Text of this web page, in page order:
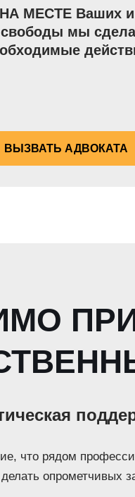
МЕСТЕ Ваших
мы
ВЫЗВАТЬ АДВОКАТА
что рядом
опрометчивых